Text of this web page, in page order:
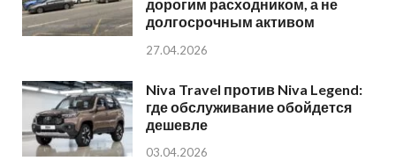
дорогим расходником, а не
долгосрочным активом
27.04.2026
Niva Travel против Niva Legend:
где обслуживание обойдется
дешевле
03.04.2026